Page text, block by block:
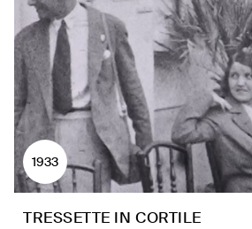
1933
TRESSETTE IN CORTILE